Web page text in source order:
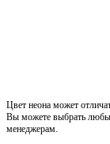
Цвет неона может
Вы можете выбрать
менеджерам.